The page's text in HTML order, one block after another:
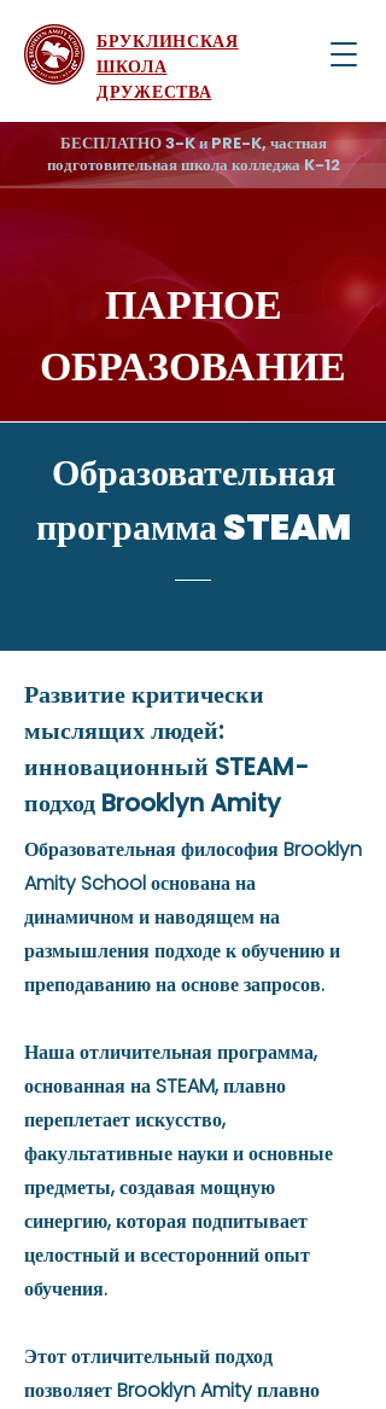
БРУКЛИНСКАЯ
ШКОЛА
ДРУЖЕСТВА
БЕСПЛАТНО 3-K и PRE-K, частная
подготовительная школа колледжа K-12
ПАРНОЕ
ОБРАЗОВАНИЕ
Образовательная
программа STEAM
Развитие критически
мыслящих людей:
инновационный STEAM-
подход Brooklyn Amity
Образовательная философия Brooklyn
Amity School основана на
динамичном и наводящем на
размышления подходе к обучению и
преподаванию на основе запросов.
Наша отличительная программа,
основанная на STEAM, плавно
переплетает искусство,
факультативные науки и основные
предметы, создавая мощную
синергию, которая подпитывает
целостный и всесторонний опыт
обучения.
Этот отличительный подход
позволяет Brooklyn Amity плавно